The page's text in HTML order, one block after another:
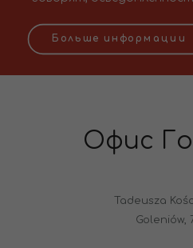
Больше информации
Офис
Tadeusza
Goleniów,